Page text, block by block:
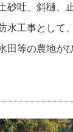
砂吐、斜樋、
水工事として
田等の農地が